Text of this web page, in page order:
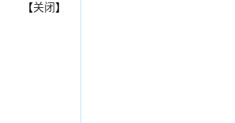
【关闭】